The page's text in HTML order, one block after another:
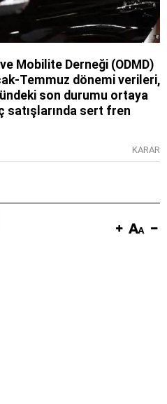
Mobilite Derneği (ODMD)
Temmuz dönemi verileri,
son durumu ortaya
satışlarında sert fren
KARAR